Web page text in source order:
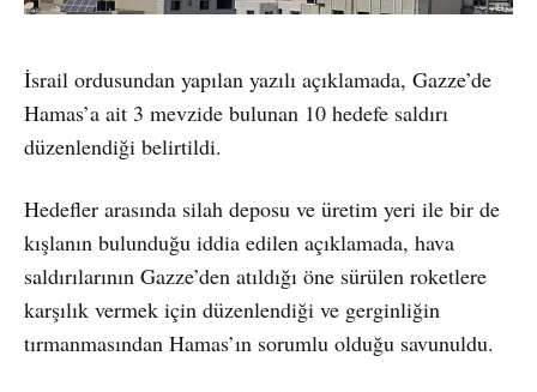
İsrail ordusundan yapılan yazılı açıklamada, Gazze’de
Hamas’a ait 3 mevzide bulunan 10 hedefe saldırı
düzenlendiği belirtildi.
Hedefler arasında silah deposu ve üretim yeri ile bir de
kışlanın bulunduğu iddia edilen açıklamada, hava
saldırılarının Gazze’den atıldığı öne sürülen roketlere
karşılık vermek için düzenlendiği ve gerginliğin
tırmanmasından Hamas’ın sorumlu olduğu savunuldu.